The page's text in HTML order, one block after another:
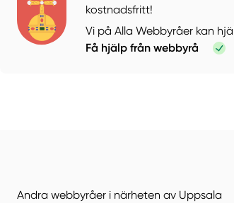
kostnadsfritt!
Vi på Alla Webbyråer kan
Få hjälp från webbyrå
Andra webbyråer i närheten av Uppsala